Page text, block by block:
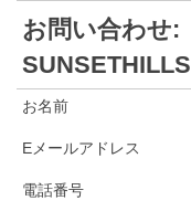
お問い合わせ:
SUNSETHILLS
お名前
Eメールアドレス
電話番号